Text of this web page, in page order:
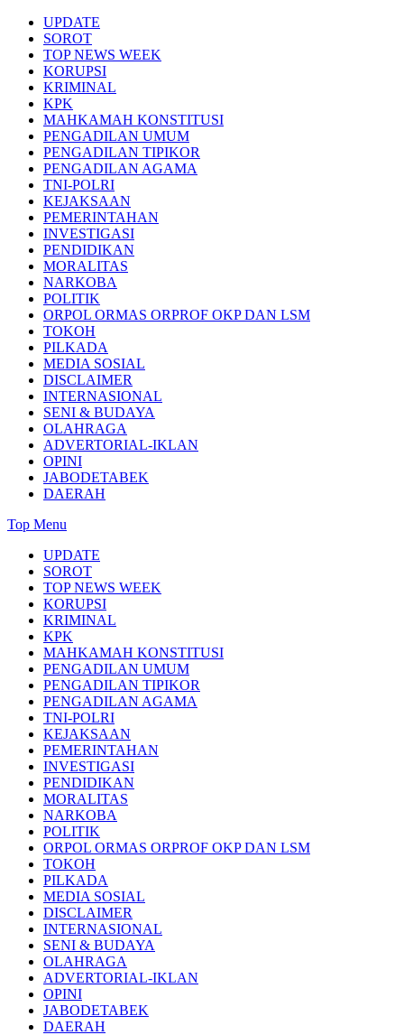
Skip
content
UPDATE
SOROT
TOP NEWS WEEK
KORUPSI
KRIMINAL
KPK
MAHKAMAH KONSTITUSI
PENGADILAN UMUM
PENGADILAN TIPIKOR
PENGADILAN AGAMA
TNI-POLRI
KEJAKSAAN
PEMERINTAHAN
INVESTIGASI
PENDIDIKAN
MORALITAS
NARKOBA
POLITIK
ORPOL ORMAS ORPROF OKP DAN LSM
TOKOH
PILKADA
MEDIA SOSIAL
DISCLAIMER
INTERNASIONAL
SENI & BUDAYA
OLAHRAGA
ADVERTORIAL-IKLAN
OPINI
JABODETABEK
DAERAH
Top Menu
UPDATE
SOROT
TOP NEWS WEEK
KORUPSI
KRIMINAL
KPK
MAHKAMAH KONSTITUSI
PENGADILAN UMUM
PENGADILAN TIPIKOR
PENGADILAN AGAMA
TNI-POLRI
KEJAKSAAN
PEMERINTAHAN
INVESTIGASI
PENDIDIKAN
MORALITAS
NARKOBA
POLITIK
ORPOL ORMAS ORPROF OKP DAN LSM
TOKOH
PILKADA
MEDIA SOSIAL
DISCLAIMER
INTERNASIONAL
SENI & BUDAYA
OLAHRAGA
ADVERTORIAL-IKLAN
OPINI
JABODETABEK
DAERAH